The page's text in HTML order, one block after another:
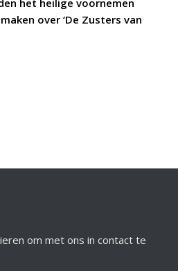
over ‘De Zusters van
om met ons in contact te